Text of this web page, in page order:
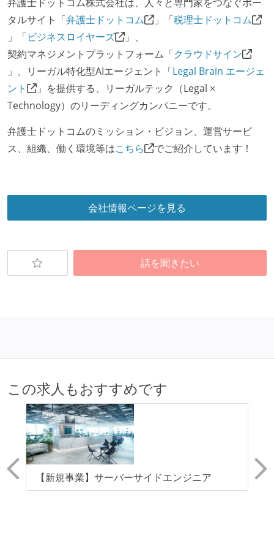
タルサイト「弁護士ドットコム 」「税理士ドットコム
」「ビジネスロイヤーズ
」、
契約マネジメントプラットフォーム「クラウドサイン
」、リーガル特化型AIエージェント「Legal Brain エージェ
ント
」を提供する、リーガルテック（Legal ×
Technology）のリーディングカンパニーです。
弁護士ドットコムのミッション・ビジョン、運営サービ
ス、組織、働く環境等はこちら でご紹介しています！
会社情報ページを見る
話を聞きたい
この求人もおすすめです
【新規事業】サーバーサイドエンジニア